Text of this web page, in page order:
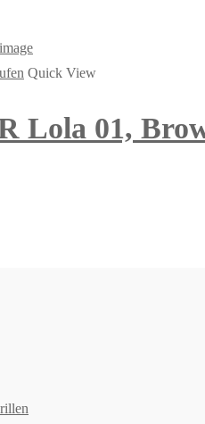
Quick View
Lola 01,